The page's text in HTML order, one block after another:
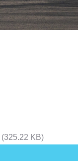
(325.22 KB)